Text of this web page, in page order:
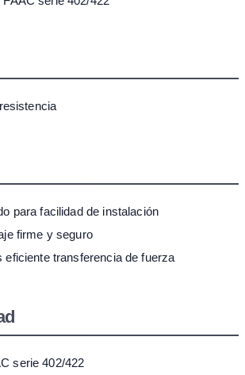
para facilidad de instalación
firme y seguro
eficiente transferencia de fuerza
serie 402/422